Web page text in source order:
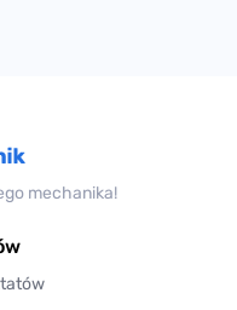
mechanika!